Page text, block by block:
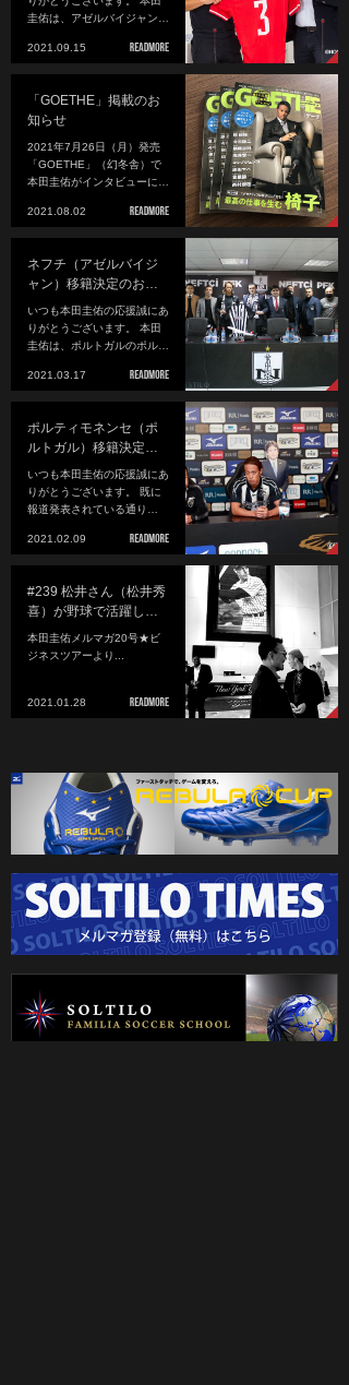
圭佑は、アゼルバイジャン…
2021.09.15
「GOETHE」掲載のお
知らせ
2021年7月26日（月）発売
「GOETHE」（幻冬舎）で
本田圭佑がインタビューに…
2021.08.02
ネフチ（アゼルバイジ
ャン）移籍決定のお…
いつも本田圭佑の応援誠にあ
りがとうございます。 本田
圭佑は、ポルトガルのポル…
2021.03.17
ポルティモネンセ（ポ
ルトガル）移籍決定…
いつも本田圭佑の応援誠にあ
りがとうございます。 既に
報道発表されている通り…
2021.02.09
#239 松井さん（松井秀
喜）が野球で活躍し…
本田圭佑メルマガ20号★ビ
ジネスツアーより...
2021.01.28